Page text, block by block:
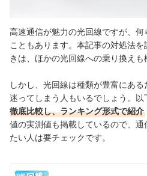
高速通信が魅力の光回線ですが、
こともあります。本記事の対処法
きは、ほかの光回線への乗り換えも
しかし、光回線は種類が豊富にあ
迷ってしまう人もいるでしょう。 以
徹底比較し、ランキング形式で紹介
値の実測値も掲載しているので、
たい人は要チェックです。